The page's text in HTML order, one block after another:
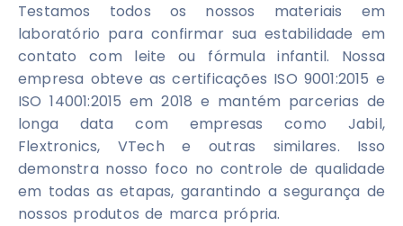
Testamos todos os nossos materiais em
laboratório para confirmar sua estabilidade em
contato com leite ou fórmula infantil. Nossa
empresa obteve as certificações ISO 9001:2015 e
ISO 14001:2015 em 2018 e mantém parcerias de
longa data com empresas como Jabil,
Flextronics, VTech e outras similares. Isso
demonstra nosso foco no controle de qualidade
em todas as etapas, garantindo a segurança de
nossos produtos de marca própria.